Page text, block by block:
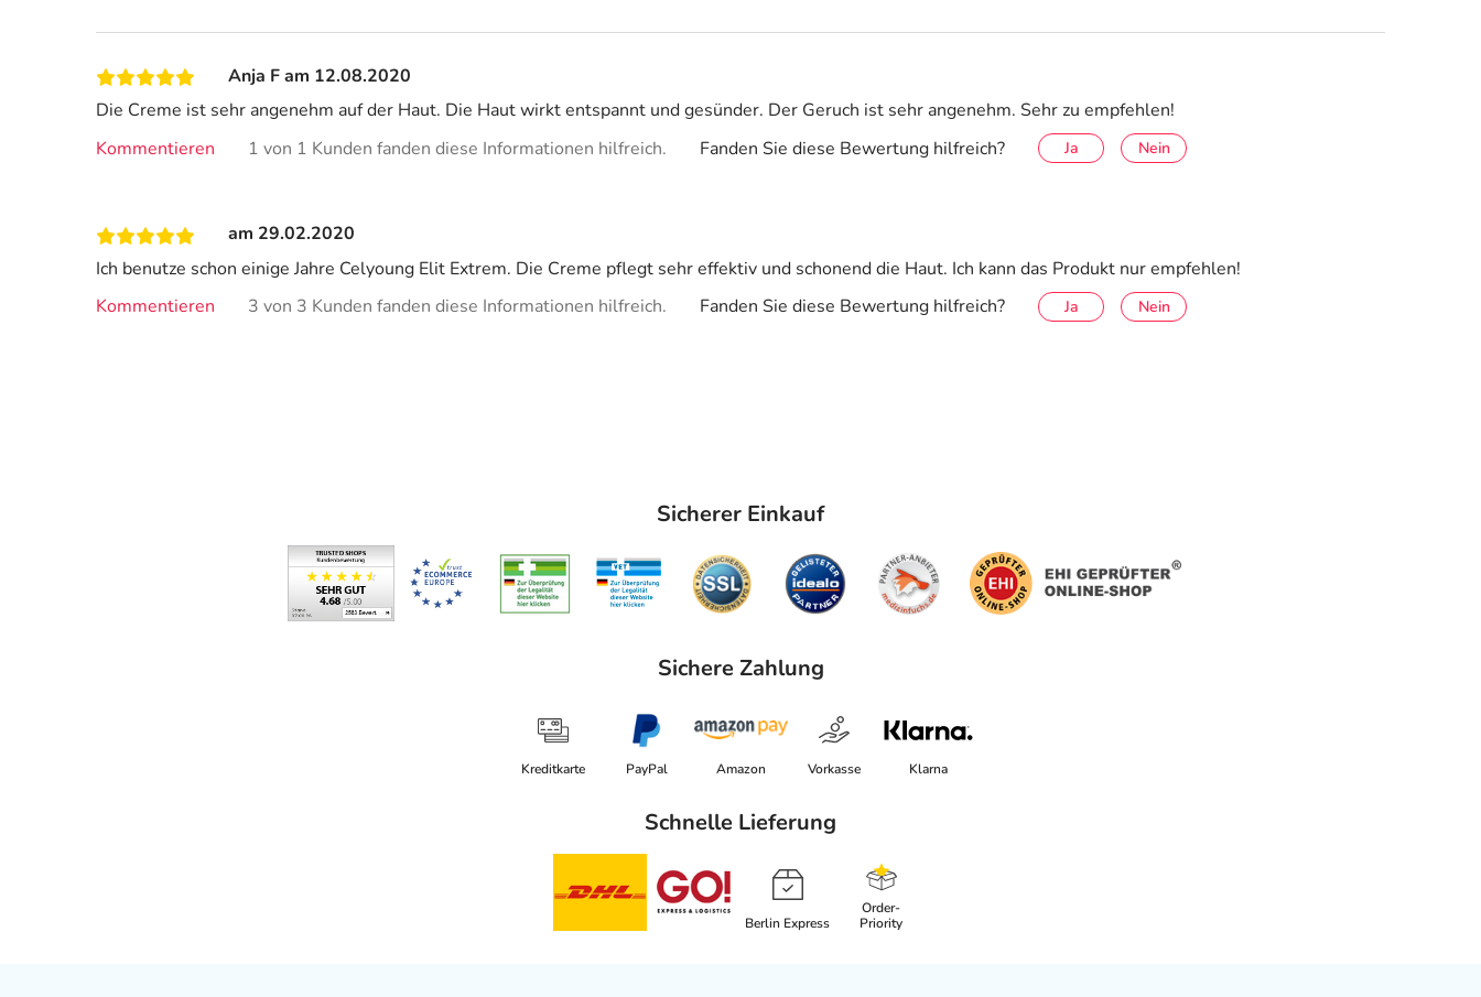
Anja F am 12.08.2020
Die Creme ist sehr angenehm auf der Haut. Die Haut wirkt entspannt und gesünder. Der Geruch ist sehr angenehm. Sehr zu empfehlen!
Kommentieren
1 von 1 Kunden fanden diese Informationen hilfreich. Fanden Sie diese Bewertung hilfreich? Ja Nein
am 29.02.2020
Ich benutze schon einige Jahre Celyoung Elit Extrem. Die Creme pflegt sehr effektiv und schonend die Haut. Ich kann das Produkt nur empfehlen!
Kommentieren
3 von 3 Kunden fanden diese Informationen hilfreich. Fanden Sie diese Bewertung hilfreich? Ja Nein
Sicherer Einkauf
Sichere Zahlung
Kreditkarte PayPal Amazon Vorkasse Klarna
Schnelle Lieferung
Berlin Express
Order-
Priority